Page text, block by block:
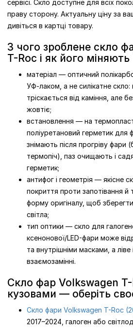
сервісі. Скло доступне для всіх
праву сторону. Актуальну ціну за
дивіться в картці товару.
З чого зроблене скло
T-Roc і як його міняють
матеріал — оптичний
УФ-лаком, а не силікатне скло:
тріскається від каміння, але
жовтіє;
встановлення — на
поліуретановий герметик для
знімають після прогріву фари
термопіч), паз очищають і
герметик;
антифог і геометрія — якісне
покриття проти запотівання
форму оригіналу, щоб
світла;
тип оптики — скло для
ксенонової/LED-фари може
та внутрішніми масками, а
взаємозамінні.
Скло фар Volkswagen T-
кузовами — оберіть
Скло фари Volkswagen T-Roc
2017–2024, галоген або